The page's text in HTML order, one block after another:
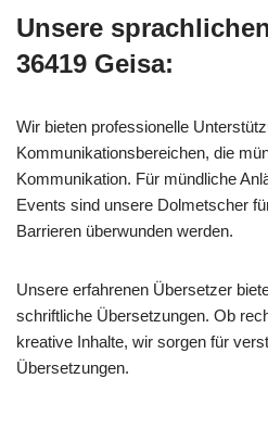
Unsere
36419 Geisa:
Wir bieten professionelle
Kommunikationsbereichen, die
Kommunikation. Für mündliche
Events sind unsere Dolmetscher
Barrieren überwunden werden.
Unsere erfahrenen Übersetzer
schriftliche Übersetzungen. Ob
kreative Inhalte, wir sorgen für
Übersetzungen.